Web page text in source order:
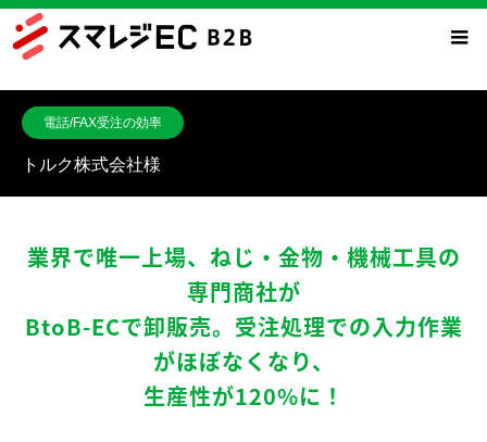
電話/FAX受注の効率
トルク株式会社様
業界で唯一上場、ねじ・金物・機械工具の
専門商社が
BtoB-ECで卸販売。受注処理での入力作業
がほぼなくなり、
生産性が120%に！